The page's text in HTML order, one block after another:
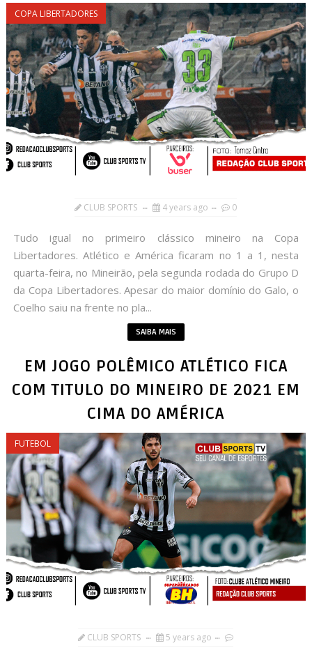
COPA LIBERTADORES
CLUB SPORTS 4 years ago 0
Tudo igual no primeiro clássico mineiro na Copa
Libertadores. Atlético e América ficaram no 1 a 1, nesta
quarta-feira, no Mineirão, pela segunda rodada do Grupo D
da Copa Libertadores. Apesar do maior domínio do Galo, o
Coelho saiu na frente no pla...
SAIBA MAIS
EM JOGO POLÊMICO ATLÉTICO FICA
COM TITULO DO MINEIRO DE 2021 EM
CIMA DO AMÉRICA
FUTEBOL
CLUB SPORTS 5 years ago